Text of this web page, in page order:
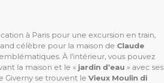
à Paris pour une excursion en train,
célèbre pour la maison de Claude
À l’intérieur, vous pouvez
la maison et le « jardin d’eau » avec ses
Giverny se trouvent le Vieux Moulin di